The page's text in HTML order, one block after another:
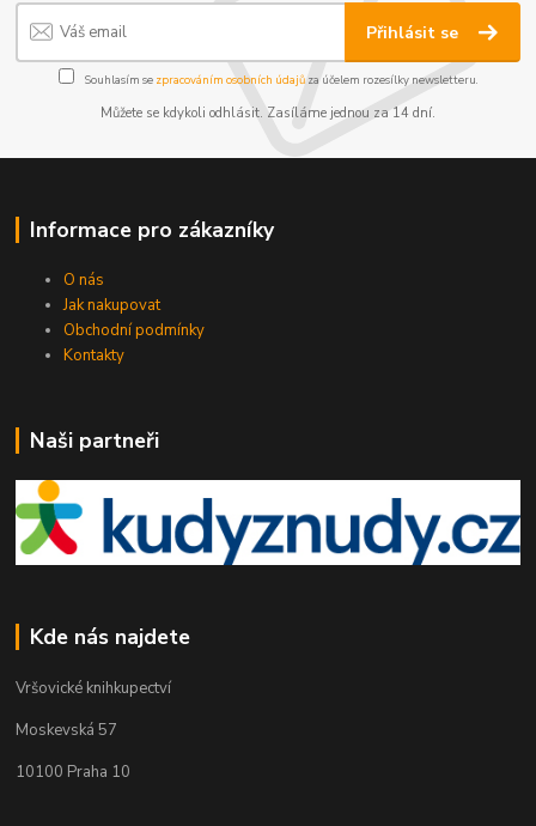
Přihlásit se
Souhlasím se zpracováním osobních údajůza účelem rozesílky newsletteru.
Můžete se kdykoli odhlásit. Zasíláme jednou za 14 dní.
Informace pro zákazníky
O nás
Jak nakupovat
Obchodní podmínky
Kontakty
Naši partneři
Kde nás najdete
Vršovické knihkupectví
Moskevská 57
10100 Praha 10